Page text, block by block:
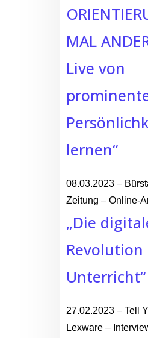
MAL
Live von
lernen“
08.03.2023 –
Zeitung – Online-
„Die
Revolution
Unterricht“
27.02.2023 – Tell
Lexware –